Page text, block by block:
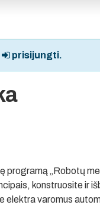
prisijungti.
programą „Robotų
konstruosite ir
elektra varomus